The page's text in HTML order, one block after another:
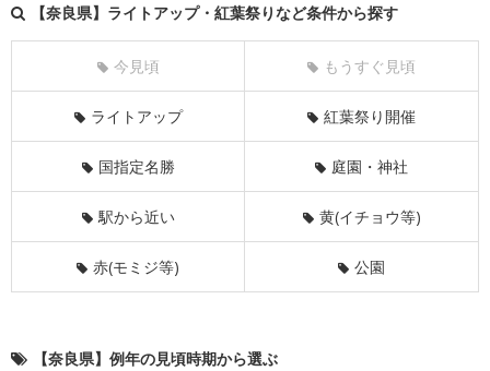
【奈良県】ライトアップ・紅葉祭りなど条件から探す
今見頃 もうすぐ見頃
ライトアップ 紅葉祭り開催
国指定名勝 庭園・神社
駅から近い 黄(イチョウ等)
赤(モミジ等) 公園
【奈良県】例年の見頃時期から選ぶ